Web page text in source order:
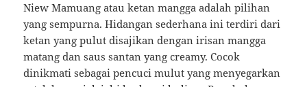
Niew Mamuang atau ketan mangga adalah pilihan
yang sempurna. Hidangan sederhana ini terdiri dari
ketan yang pulut disajikan dengan irisan mangga
matang dan saus santan yang creamy. Cocok
dinikmati sebagai pencuci mulut yang menyegarkan